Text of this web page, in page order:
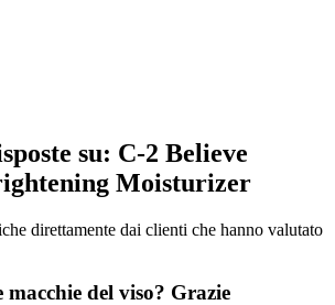
su: C-2 Believe
Moisturizer
direttamente dai clienti che hanno valutato
macchie del viso? Grazie